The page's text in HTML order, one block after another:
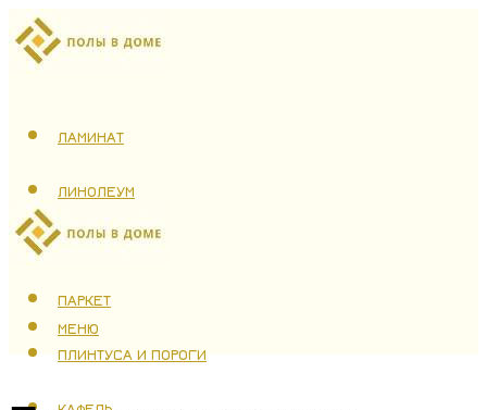
ЛАМИНАТ
ЛИНОЛЕУМ
ТЕПЛЫЙ ПОЛ
ПАРКЕТ
ПЛИНТУСА И ПОРОГИ
МЕНЮ